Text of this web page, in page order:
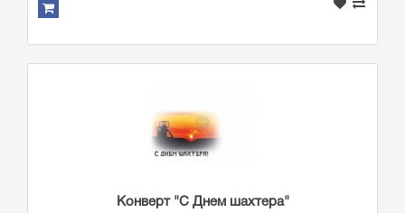
Конверт "С Днем шахтера"